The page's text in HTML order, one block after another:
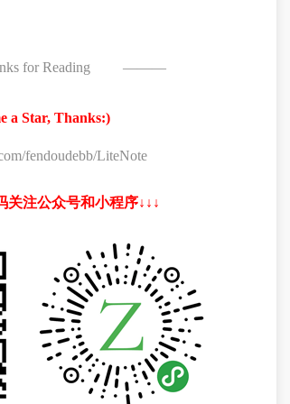
for Reading ———
a Star, Thanks:)
fendoudebb/LiteNote
关注公众号和小程序↓↓↓